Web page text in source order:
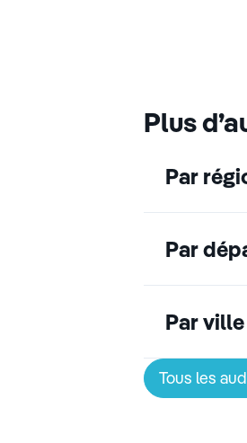
Plus
Par
Par
Par ville
Tous les